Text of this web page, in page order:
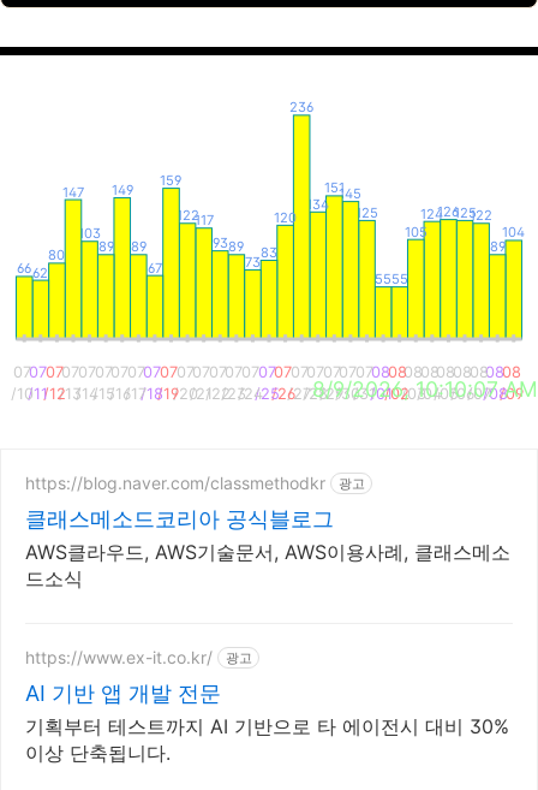
104
89
122
125
126
124
105
55
55
125
145
151
134
236
120
83
73
89
93
117
122
159
67
89
149
89
103
147
80
62
66
08
/09
08
/08
08
/07
08
/06
08
/05
08
/04
08
/03
08
/02
08
/01
07
/31
07
/30
07
/29
07
/28
07
/27
07
/26
07
/25
07
/24
07
/23
07
/22
07
/21
07
/20
07
/19
07
/18
07
/17
07
/16
07
/15
07
/14
07
/13
07
/12
07
/11
07
/10
8/9/2026, 10:10:07 AM
https://blog.naver.com/classmethodkr 광고
클래스메소드코리아 공식블로그
AWS클라우드, AWS기술문서, AWS이용사례, 클래스메소
드소식
https://www.ex-it.co.kr/ 광고
AI 기반 앱 개발 전문
기획부터 테스트까지 AI 기반으로 타 에이전시 대비 30%
이상 단축됩니다.